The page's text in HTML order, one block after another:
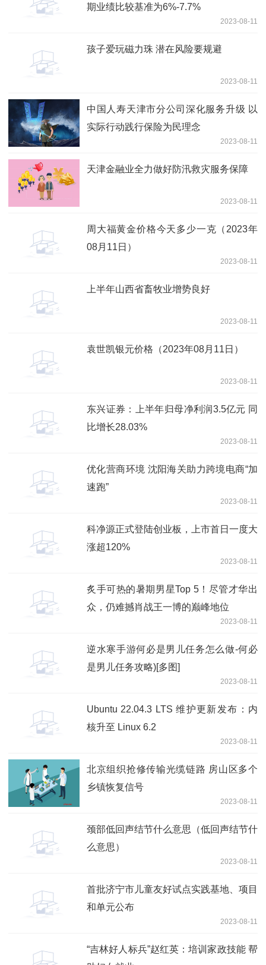
期业绩比较基准为6%-7.7%
2023-08-11
孩子爱玩磁力珠 潜在风险要规避
2023-08-11
中国人寿天津市分公司深化服务升级 以
实际行动践行保险为民理念
2023-08-11
天津金融业全力做好防汛救灾服务保障
2023-08-11
周大福黄金价格今天多少一克（2023年
08月11日）
2023-08-11
上半年山西省畜牧业增势良好
2023-08-11
袁世凯银元价格（2023年08月11日）
2023-08-11
东兴证券：上半年归母净利润3.5亿元 同
比增长28.03%
2023-08-11
优化营商环境 沈阳海关助力跨境电商“加
速跑”
2023-08-11
科净源正式登陆创业板，上市首日一度大
涨超120%
2023-08-11
炙手可热的暑期男星Top 5！尽管才华出
众，仍难撼肖战王一博的巅峰地位
2023-08-11
逆水寒手游何必是男儿任务怎么做-何必
是男儿任务攻略)[多图]
2023-08-11
Ubuntu 22.04.3 LTS 维护更新发布：内
核升至 Linux 6.2
2023-08-11
北京组织抢修传输光缆链路 房山区多个
乡镇恢复信号
2023-08-11
颈部低回声结节什么意思（低回声结节什
么意思）
2023-08-11
首批济宁市儿童友好试点实践基地、项目
和单元公布
2023-08-11
“吉林好人标兵”赵红英：培训家政技能 帮